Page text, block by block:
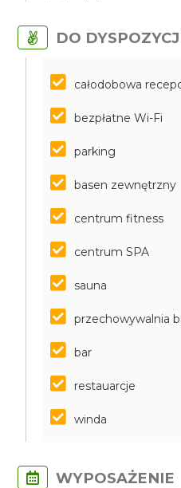
DO
całodobowa
bezpłatne Wi-Fi
parking
basen zewnętrzny
centrum fitness
centrum SPA
sauna
przechowywalnia
bar
restauarcje
winda
WYPOSAŻENIE